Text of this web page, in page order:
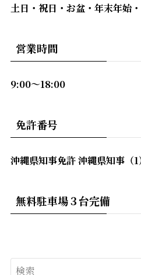
土日・祝日・お盆・年末年始
営業時間
9:00〜18:00
免許番号
沖縄県知事免許 沖縄県知事（
無料駐車場３台完備